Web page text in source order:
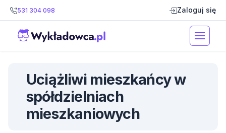
531 304 098 Zaloguj się
Uciążliwi mieszkańcy w
spółdzielniach
mieszkaniowych